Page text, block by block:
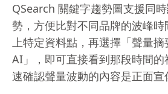
QSearch 關鍵字趨勢圖支援同
勢，方便比對不同品牌的波峰
上特定資料點，再選擇「聲量
AI」，即可直接看到那段時間
速確認聲量波動的內容是正面宣